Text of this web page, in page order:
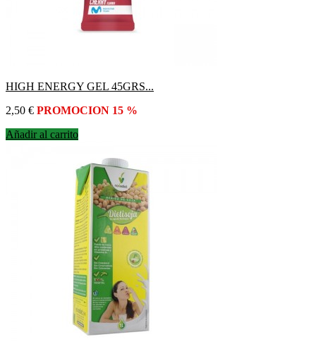
HIGH ENERGY GEL 45GRS...
Precio
2,50 € PROMOCION 15 %
Añadir al carrito